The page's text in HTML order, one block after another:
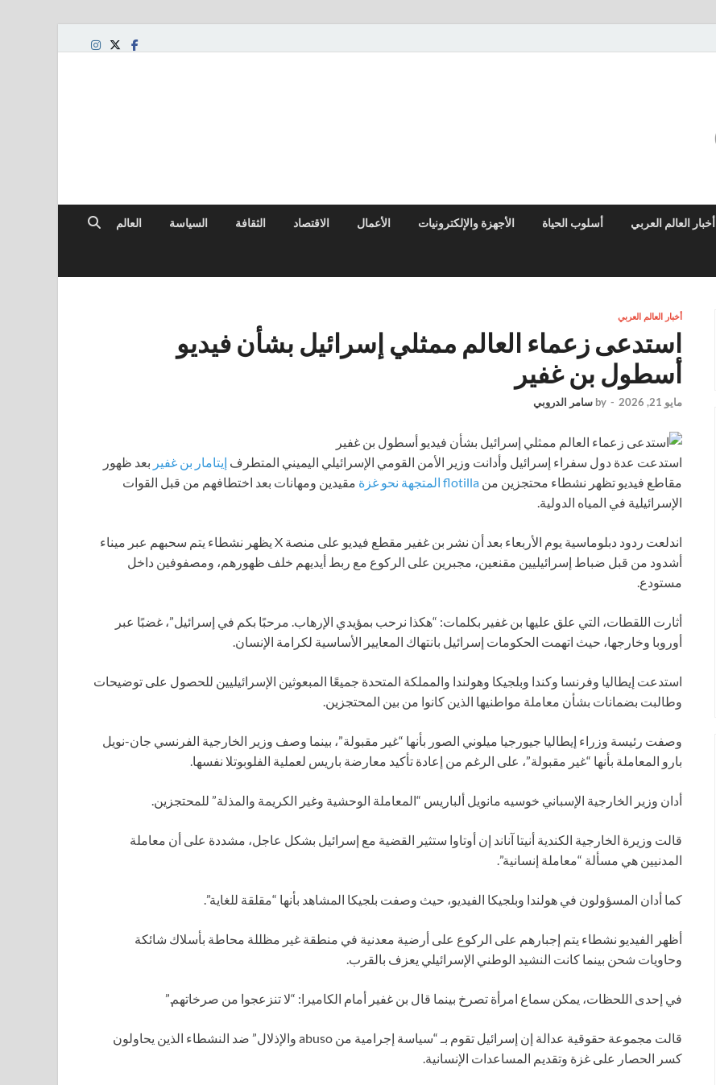
أخبار العالم العربي أسلوب الحياة الأجهزة والإلكترونيات الأعمال الاقتصاد الثقافة السياسة العالم
أخبار العالم العربي
استدعى زعماء العالم ممثلي إسرائيل بشأن فيديو
أسطول بن غفير
مايو 21, 2026 -
by سامر الدروبي
استدعت عدة دول سفراء إسرائيل وأدانت وزير الأمن القومي الإسرائيلي اليميني المتطرف إيتامار بن غفير بعد ظهور
مقاطع فيديو تظهر نشطاء محتجزين من flotilla المتجهة نحو غزة
مقيدين ومهانات بعد اختطافهم من قبل القوات
الإسرائيلية في المياه الدولية.
اندلعت ردود دبلوماسية يوم الأربعاء بعد أن نشر بن غفير مقطع فيديو على منصة X يظهر نشطاء يتم سحبهم عبر ميناء
أشدود من قبل ضباط إسرائيليين مقنعين، مجبرين على الركوع مع ربط أيديهم خلف ظهورهم، ومصفوفين داخل
مستودع.
أثارت اللقطات، التي علق عليها بن غفير بكلمات: “هكذا نرحب بمؤيدي الإرهاب. مرحبًا بكم في إسرائيل”، غضبًا عبر
أوروبا وخارجها، حيث اتهمت الحكومات إسرائيل بانتهاك المعايير الأساسية لكرامة الإنسان.
استدعت إيطاليا وفرنسا وكندا وبلجيكا وهولندا والمملكة المتحدة جميعًا المبعوثين الإسرائيليين للحصول على توضيحات
وطالبت بضمانات بشأن معاملة مواطنيها الذين كانوا من بين المحتجزين.
وصفت رئيسة وزراء إيطاليا جيورجيا ميلوني الصور بأنها “غير مقبولة”، بينما وصف وزير الخارجية الفرنسي جان-نويل
بارو المعاملة بأنها “غير مقبولة”، على الرغم من إعادة تأكيد معارضة باريس لعملية الفلوبوتلا نفسها.
أدان وزير الخارجية الإسباني خوسيه مانويل ألباريس “المعاملة الوحشية وغير الكريمة والمذلة” للمحتجزين.
قالت وزيرة الخارجية الكندية أنيتا آناند إن أوتاوا ستثير القضية مع إسرائيل بشكل عاجل، مشددة على أن معاملة
المدنيين هي مسألة “معاملة إنسانية”.
كما أدان المسؤولون في هولندا وبلجيكا الفيديو، حيث وصفت بلجيكا المشاهد بأنها “مقلقة للغاية”.
أظهر الفيديو نشطاء يتم إجبارهم على الركوع على أرضية معدنية في منطقة غير مظللة محاطة بأسلاك شائكة
وحاويات شحن بينما كانت النشيد الوطني الإسرائيلي يعزف بالقرب.
في إحدى اللحظات، يمكن سماع امرأة تصرخ بينما قال بن غفير أمام الكاميرا: “لا تنزعجوا من صرخاتهم.”
قالت مجموعة حقوقية عدالة إن إسرائيل تقوم بـ “سياسة إجرامية من abuso والإذلال” ضد النشطاء الذين يحاولون
كسر الحصار على غزة وتقديم المساعدات الإنسانية.